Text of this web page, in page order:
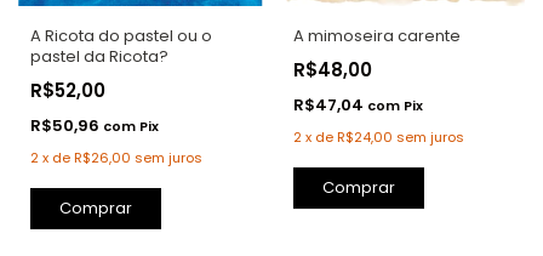
A Ricota do pastel ou o
pastel da Ricota?
R$52,00
R$50,96 com Pix
2x deR$26,00 sem juros
Comprar
A mimoseira carente
R$48,00
R$47,04 com Pix
2 x deR$24,00 sem juros
Comprar